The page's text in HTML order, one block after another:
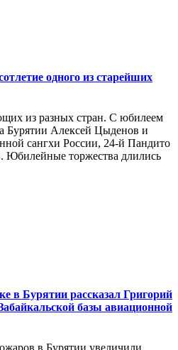
одного из старейших
из разных стран. С юбилеем
Бурятии Алексей Цыденов и
сангхи России, 24-й Пандито
торжества длились
в Бурятии рассказал Григорий
базы авиационной